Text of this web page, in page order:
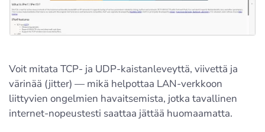
Voit mitata TCP- ja UDP-kaistanleveyttä, viivettä ja
värinää (jitter) — mikä helpottaa LAN-verkkoon
liittyvien ongelmien havaitsemista, jotka tavallinen
internet-nopeustesti saattaa jättää huomaamatta.